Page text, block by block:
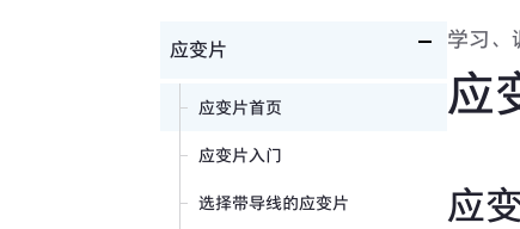
学习、
应
应
应变片
应变片首页
应变片入门
选择带导线的应变片